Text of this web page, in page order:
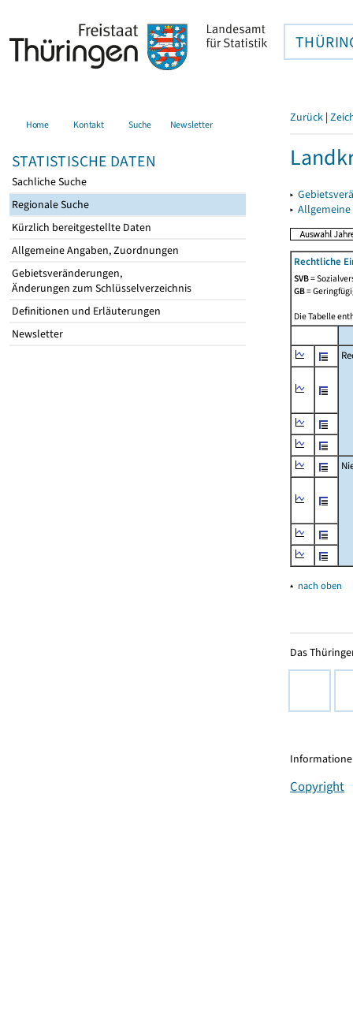
Home Kontakt Suche Newsletter
STATISTISCHE DATEN
Sachliche Suche
Regionale Suche
Kürzlich bereitgestellte Daten
Allgemeine Angaben, Zuordnungen
Gebietsveränderungen,
Änderungen zum Schlüsselverzeichnis
Definitionen und Erläuterungen
Newsletter
Zurück |
▸
▸
Rechtliche
SVB=
GB=
Die Tabelle
▴ nach oben
Das
Copyright